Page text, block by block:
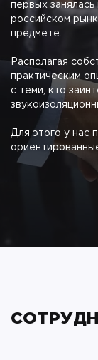
первых занялась
российском
предмете.
Располагая
практическим
с теми, кто
Для этого у нас